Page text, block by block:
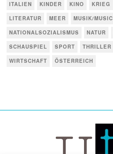
ITALIEN
KINDER KINO KRIEG
LITERATUR
MEER MUSIK/MUSIC
NATIONALSOZIALISMUS
NATUR
SCHAUSPIEL
SPORT THRILLER
WIRTSCHAFT
ÖSTERREICH